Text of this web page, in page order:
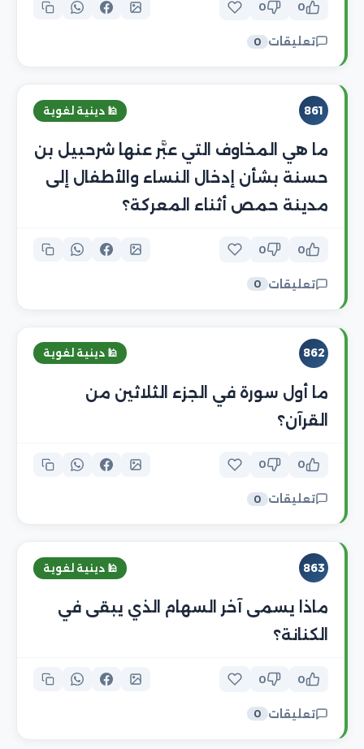
0
0
تعليقات 0
861 🕌 دينية لغوية
ما هي المخاوف التي عبَّر عنها شرحبيل بن
حسنة بشأن إدخال النساء والأطفال إلى
مدينة حمص أثناء المعركة؟
0
0
تعليقات 0
862 🕌 دينية لغوية
ما أول سورة في الجزء الثلاثين من
القرآن؟
0
0
تعليقات 0
863 🕌 دينية لغوية
ماذا يسمى آخر السهام الذي يبقى في
الكنانة؟
0
0
تعليقات 0